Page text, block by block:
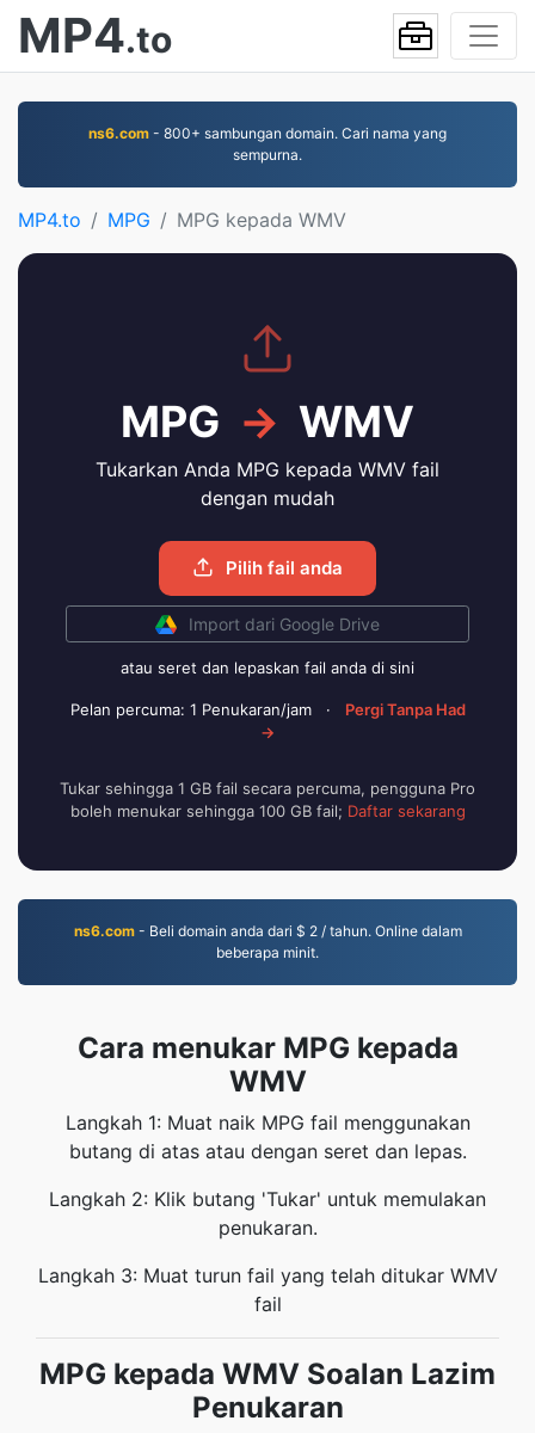
MP4.to
ns6.com - 800+ sambungan domain. Cari nama yang
sempurna.
MP4.to MPG MPG kepada WMV
MPG → WMV
Tukarkan Anda MPG kepada WMV fail
dengan mudah
Pilih fail anda
Import dari Google Drive
atau seret dan lepaskan fail anda di sini
Pelan percuma: 1 Penukaran/jam ·
Pergi Tanpa Had
→
Tukar sehingga 1 GB fail secara percuma, pengguna Pro
boleh menukar sehingga 100 GB fail; Daftar sekarang
ns6.com- Beli domain anda dari $ 2 / tahun. Online dalam
beberapa minit.
Cara menukar MPG kepada
WMV
Langkah 1: Muat naik MPG fail menggunakan
butang di atas atau dengan seret dan lepas.
Langkah 2: Klik butang 'Tukar' untuk memulakan
penukaran.
Langkah 3: Muat turun fail yang telah ditukar WMV
fail
MPG kepada WMV Soalan Lazim
Penukaran